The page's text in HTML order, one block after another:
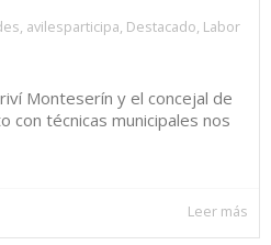
, avilesparticipa, Destacado, Labor
Monteserín y el concejal de
con técnicas municipales nos
Leer más